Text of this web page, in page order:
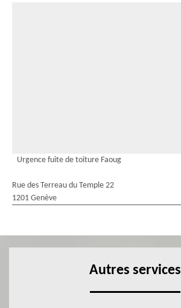
Urgence fuite de toiture Faoug
Rue des Terreau du Temple 22
1201 Genève
Autres services